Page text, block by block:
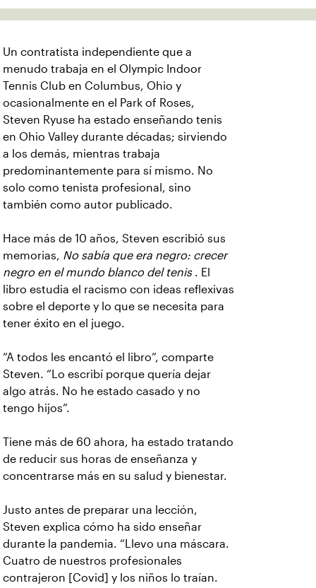
Un contratista independiente que a
menudo trabaja en el Olympic Indoor
Tennis Club en Columbus, Ohio y
ocasionalmente en el Park of Roses,
Steven Ryuse ha estado enseñando tenis
en Ohio Valley durante décadas; sirviendo
a los demás, mientras trabaja
predominantemente para sí mismo. No
solo como tenista profesional, sino
también como autor publicado.
Hace más de 10 años, Steven escribió sus
memorias, No sabía que era negro: crecer
negro en el mundo blanco del tenis. El
libro estudia el racismo con ideas reflexivas
sobre el deporte y lo que se necesita para
tener éxito en el juego.
“A todos les encantó el libro”, comparte
Steven. “Lo escribí porque quería dejar
algo atrás. No he estado casado y no
tengo hijos”.
Tiene más de 60 ahora, ha estado tratando
de reducir sus horas de enseñanza y
concentrarse más en su salud y bienestar.
Justo antes de preparar una lección,
Steven explica cómo ha sido enseñar
durante la pandemia. “Llevo una máscara.
Cuatro de nuestros profesionales
contrajeron [Covid] y los niños lo traían.